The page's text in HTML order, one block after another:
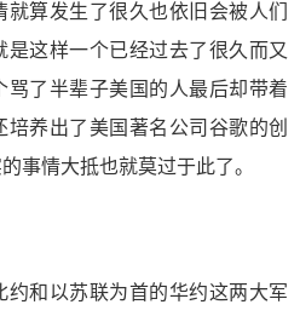
算发生了很久也依旧会被人们
这样一个已经过去了很久而又
骂了半辈子美国的人最后却带着
养出了美国著名公司谷歌的创
事情大抵也就莫过于此了。
约和以苏联为首的华约这两大军